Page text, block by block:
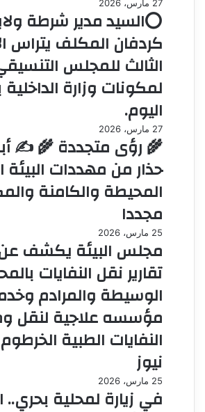
27 مارس، 2026
⭕السيد مدير شرطة
كردفان المكلف يتراس
الثالث للمجلس
لمكونات وزارة الداخلية
اليوم.
27 مارس، 2026
🌾 رؤى متجددة 🌾 ✍️
حذار من مهددات البيئة
المحيطة والكامنة
مجددا
25 مارس، 2026
مجلس البيئة يكشف
تقارير نقل النفايات
مؤسسه علاجية لنقل
النفايات الطبية
نيوز
25 مارس، 2026
في زيارة لمحلية بحري..